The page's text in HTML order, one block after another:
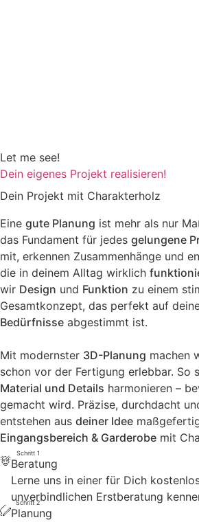
Let me see!
Dein eigenes Projekt realisieren!
Dein Projekt mit Charakterholz
Eine gute Planung ist mehr als nur
das Fundament für jedes gelungene
mit, erkennen Zusammenhänge und
die in deinem Alltag wirklich
wir Design und Funktion zu einem
Gesamtkonzept, das perfekt auf
Bedürfnisse abgestimmt ist.
Mit modernster 3D-Planung machen
schon vor der Fertigung erlebbar. So
Material und Details harmonieren –
gemacht wird. Präzise, durchdacht
entstehen aus deiner Idee
Eingangsbereich & Garderobe mit
Schritt 1
Beratung
Lerne uns in einer für Dich
unverbindlichen Erstberatung
Schritt 2
Planung